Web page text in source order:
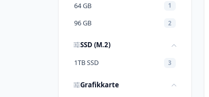
64 GB
1
96 GB 2
SSD (M.2)
1TB SSD
3
Grafikkarte